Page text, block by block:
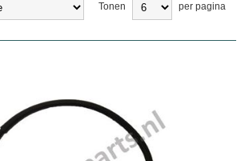
Tonen per pagina